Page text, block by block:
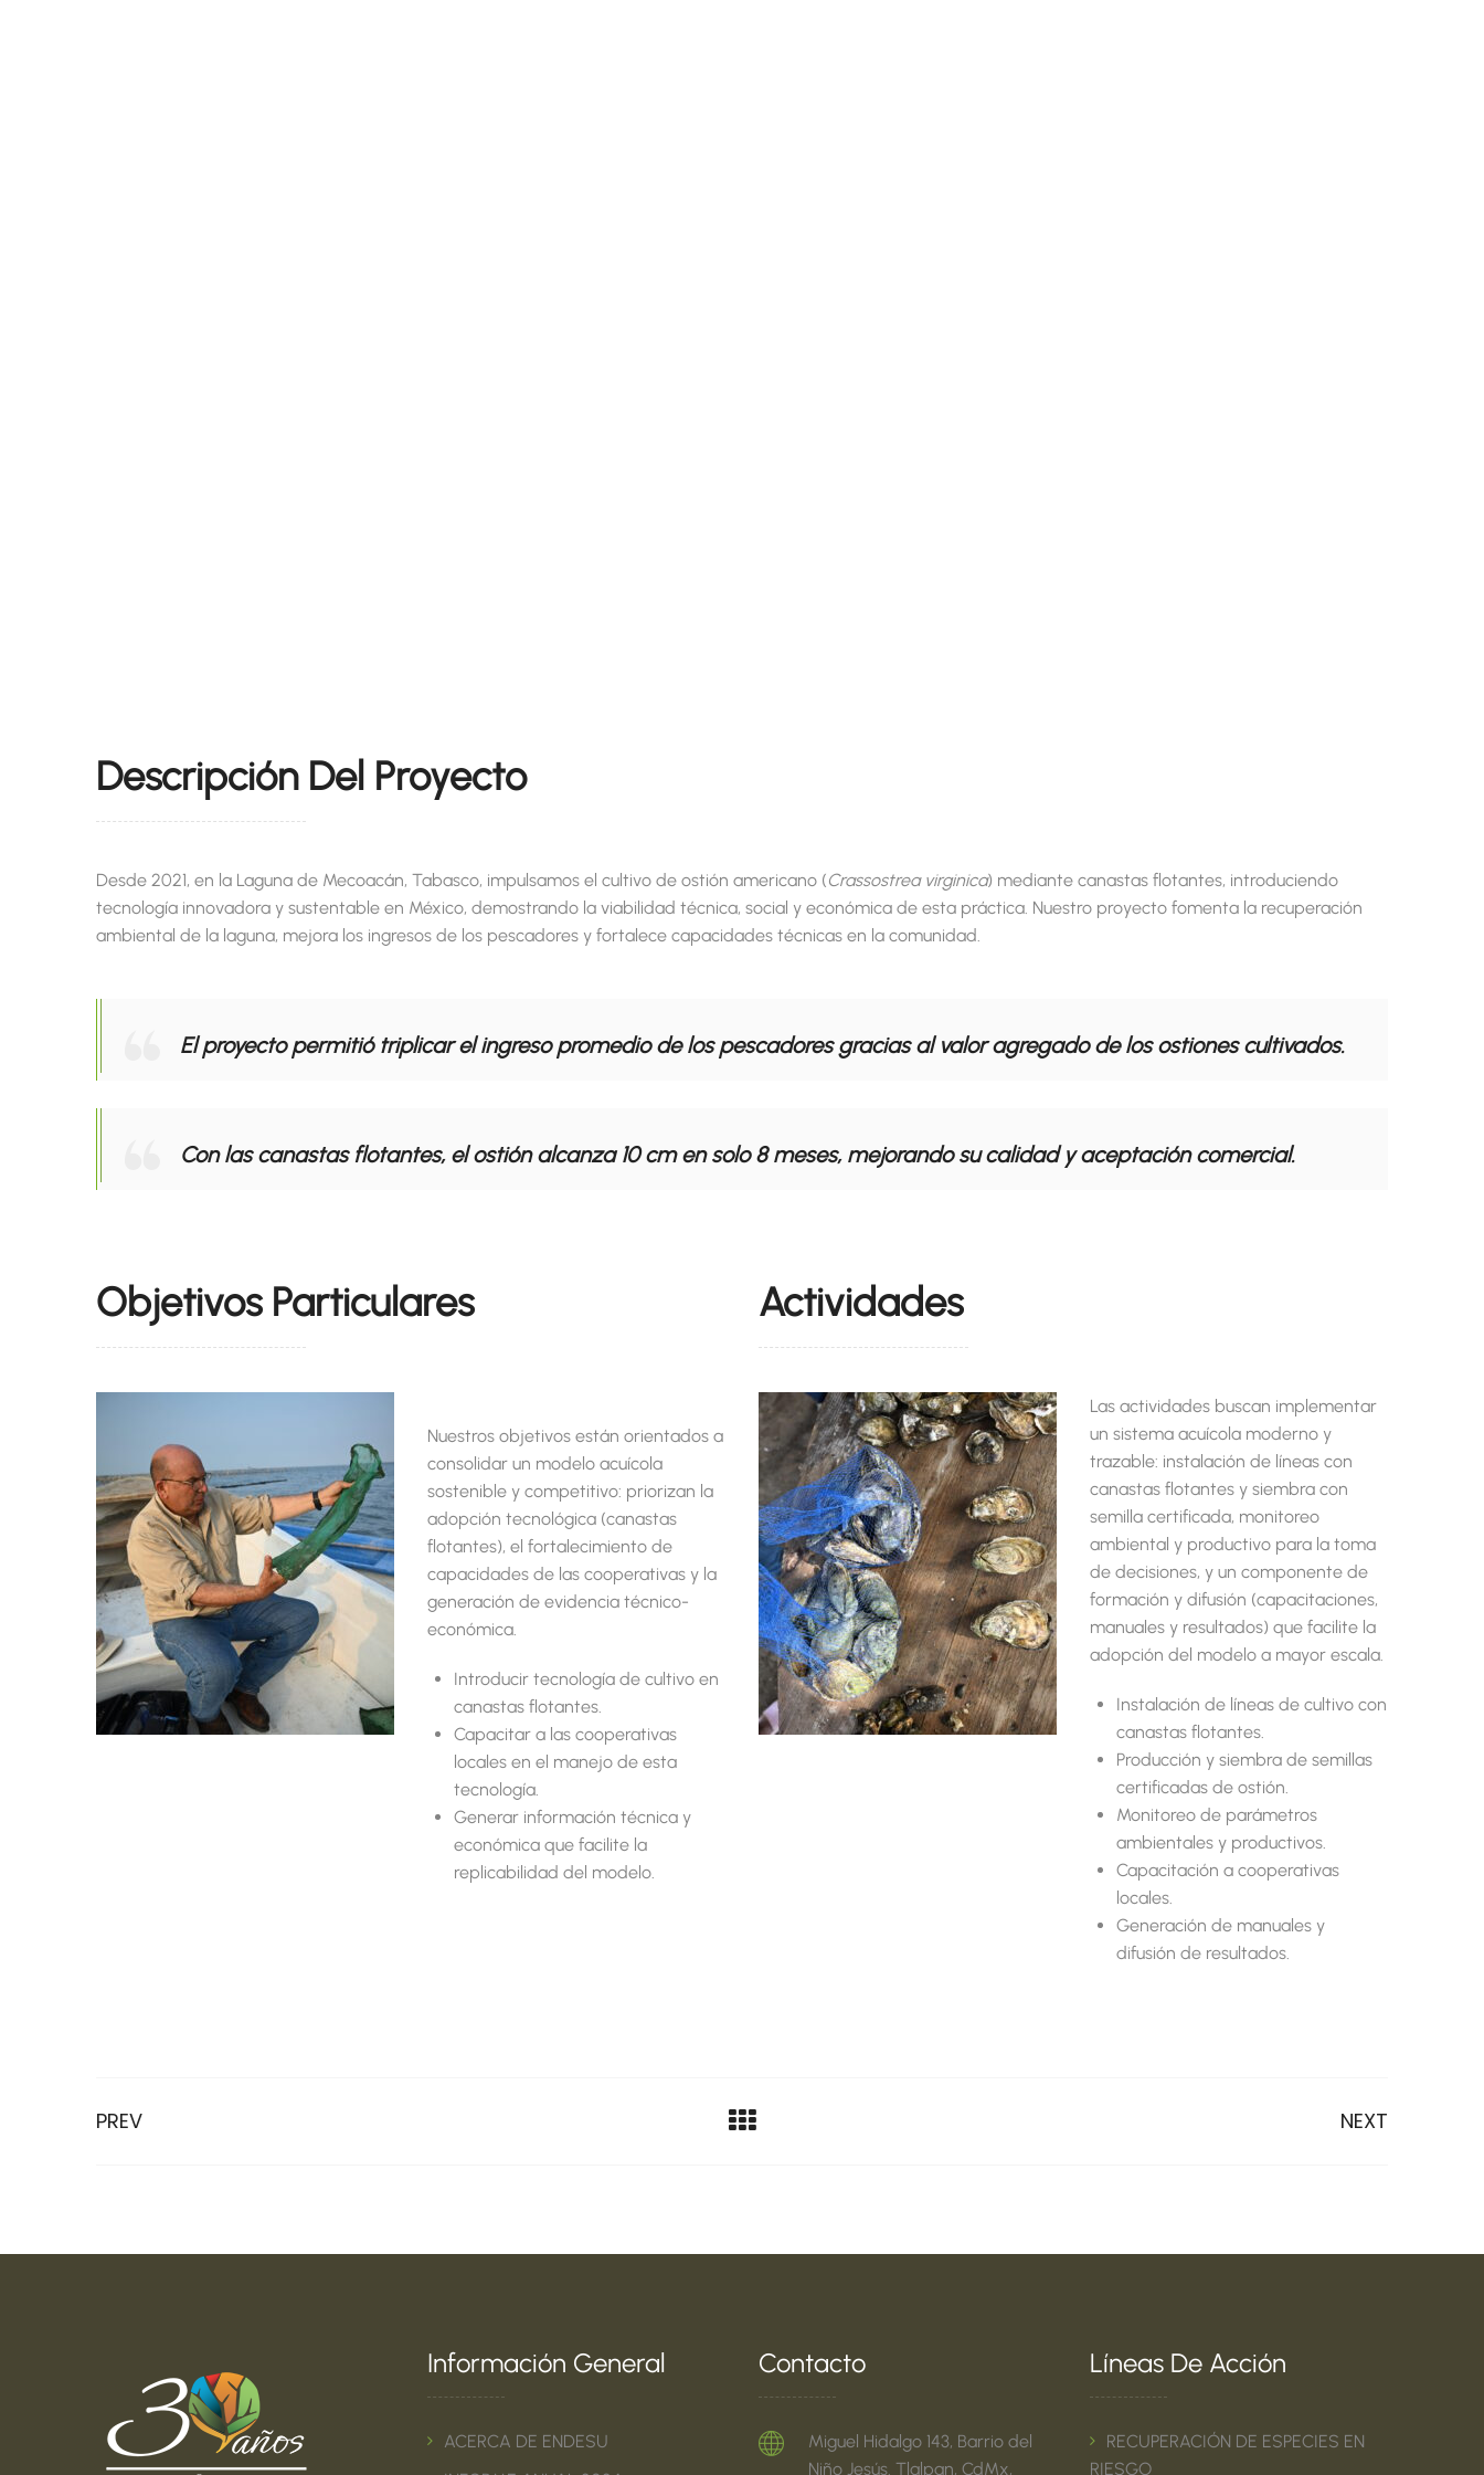
Descripción Del Proyecto
Desde 2021, en la Laguna de Mecoacán, Tabasco, impulsamos el cultivo de ostión americano (Crassostrea virginica) mediante canastas flotantes, introduciendo
tecnología innovadora y sustentable en México, demostrando la viabilidad técnica, social y económica de esta práctica. Nuestro proyecto fomenta la recuperación
ambiental de la laguna, mejora los ingresos de los pescadores y fortalece capacidades técnicas en la comunidad.
El proyecto permitió triplicar el ingreso promedio de los pescadores gracias al valor agregado de los ostiones cultivados.
Con las canastas flotantes, el ostión alcanza 10 cm en solo 8 meses, mejorando su calidad y aceptación comercial.
Objetivos Particulares
Nuestros objetivos están orientados a
consolidar un modelo acuícola
sostenible y competitivo: priorizan la
adopción tecnológica (canastas
flotantes), el fortalecimiento de
capacidades de las cooperativas y la
generación de evidencia técnico-
económica.
Introducir tecnología de cultivo en
canastas flotantes.
Capacitar a las cooperativas
locales en el manejo de esta
tecnología.
Generar información técnica y
económica que facilite la
replicabilidad del modelo.
Actividades
Las actividades buscan implementar
un sistema acuícola moderno y
trazable: instalación de líneas con
canastas flotantes y siembra con
semilla certificada, monitoreo
ambiental y productivo para la toma
de decisiones, y un componente de
formación y difusión (capacitaciones,
manuales y resultados) que facilite la
adopción del modelo a mayor escala.
Instalación de líneas de cultivo con
canastas flotantes.
Producción y siembra de semillas
certificadas de ostión.
Monitoreo de parámetros
ambientales y productivos.
Capacitación a cooperativas
locales.
Generación de manuales y
difusión de resultados.
PREV NEXT
Información General
ACERCA DE ENDESU
Contacto
Miguel Hidalgo 143, Barrio del
Niño Jesús. Tlalpan, CdMx,
Líneas De Acción
RECUPERACIÓN DE ESPECIES EN
RIESGO